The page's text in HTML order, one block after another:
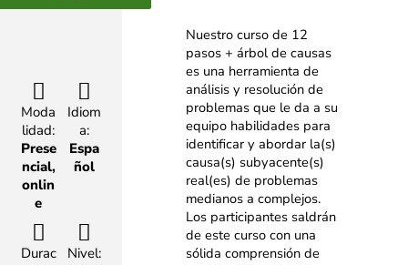
Moda
lidad:
Prese
ncial,
onlin
e
Idiom
a:
Espa
ñol
Durac
Nivel:
Nuestro curso de 12
pasos + árbol de causas
es una herramienta de
análisis y resolución de
problemas que le da a su
equipo habilidades para
identificar y abordar la(s)
causa(s) subyacente(s)
real(es) de problemas
medianos a complejos.
Los participantes saldrán
de estecurso con una
sólida comprensión de